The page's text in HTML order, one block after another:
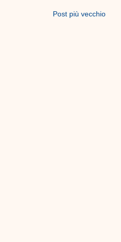
Post più vecchio